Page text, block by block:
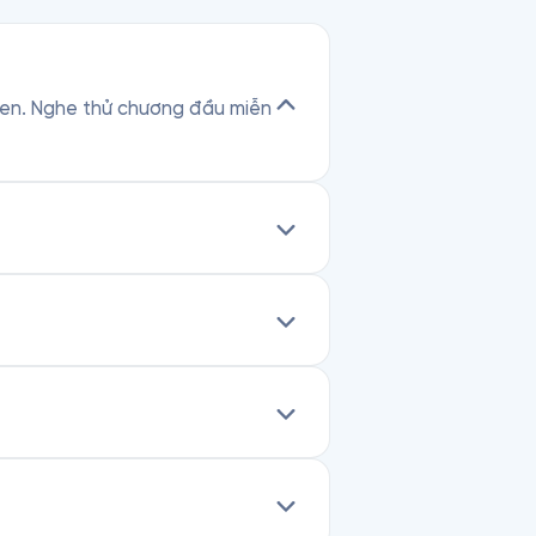
Nghe thử chương đầu miễn